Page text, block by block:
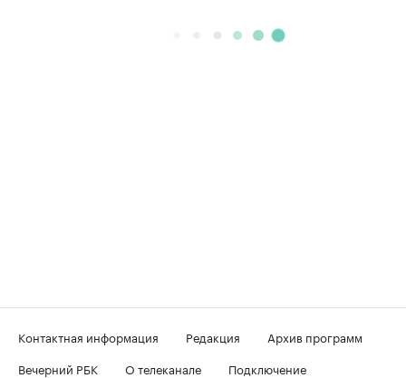
Контактная информация Редакция
Архив программ
Вечерний РБК
О телеканале
Подключение